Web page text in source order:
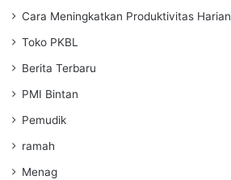
Cara Meningkatkan Produktivitas Harian
Toko PKBL
Berita Terbaru
PMI Bintan
Pemudik
ramah
Menag